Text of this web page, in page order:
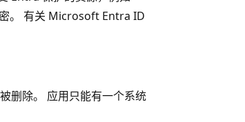
。 有关 Microsoft Entra ID
删除。 应用只能有一个系统